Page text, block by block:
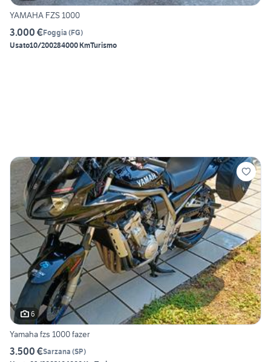
YAMAHA FZS 1000
3.000 €Foggia (FG)
Usato10/200284000 KmTurismo
6
Yamaha fzs 1000 fazer
3.500 €Sarzana (SP)